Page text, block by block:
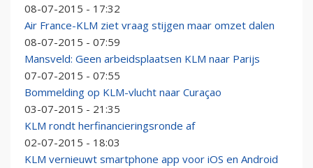
08-07-2015 - 17:32
Air France-KLM ziet vraag stijgen maar omzet dalen
08-07-2015 - 07:59
Mansveld: Geen arbeidsplaatsen KLM naar Parijs
07-07-2015 - 07:55
Bommelding op KLM-vlucht naar Curaçao
03-07-2015 - 21:35
KLM rondt herfinancieringsronde af
02-07-2015 - 18:03
KLM vernieuwt smartphone app voor iOS en Android